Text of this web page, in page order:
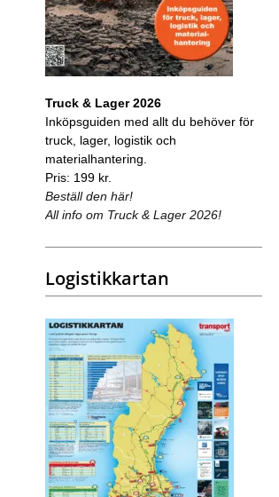
Truck & Lager 2026
Inköpsguiden med allt du behöver för
truck, lager, logistik och
materialhantering.
Pris: 199 kr.
Beställ den här!
All info om Truck & Lager 2026!
Logistikkartan